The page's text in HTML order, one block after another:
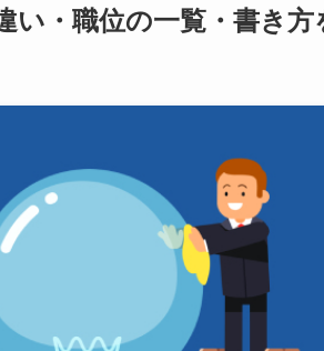
い・職位の一覧・書き方